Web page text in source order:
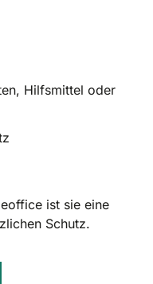
Hilfsmittel oder
ist sie eine
Schutz.